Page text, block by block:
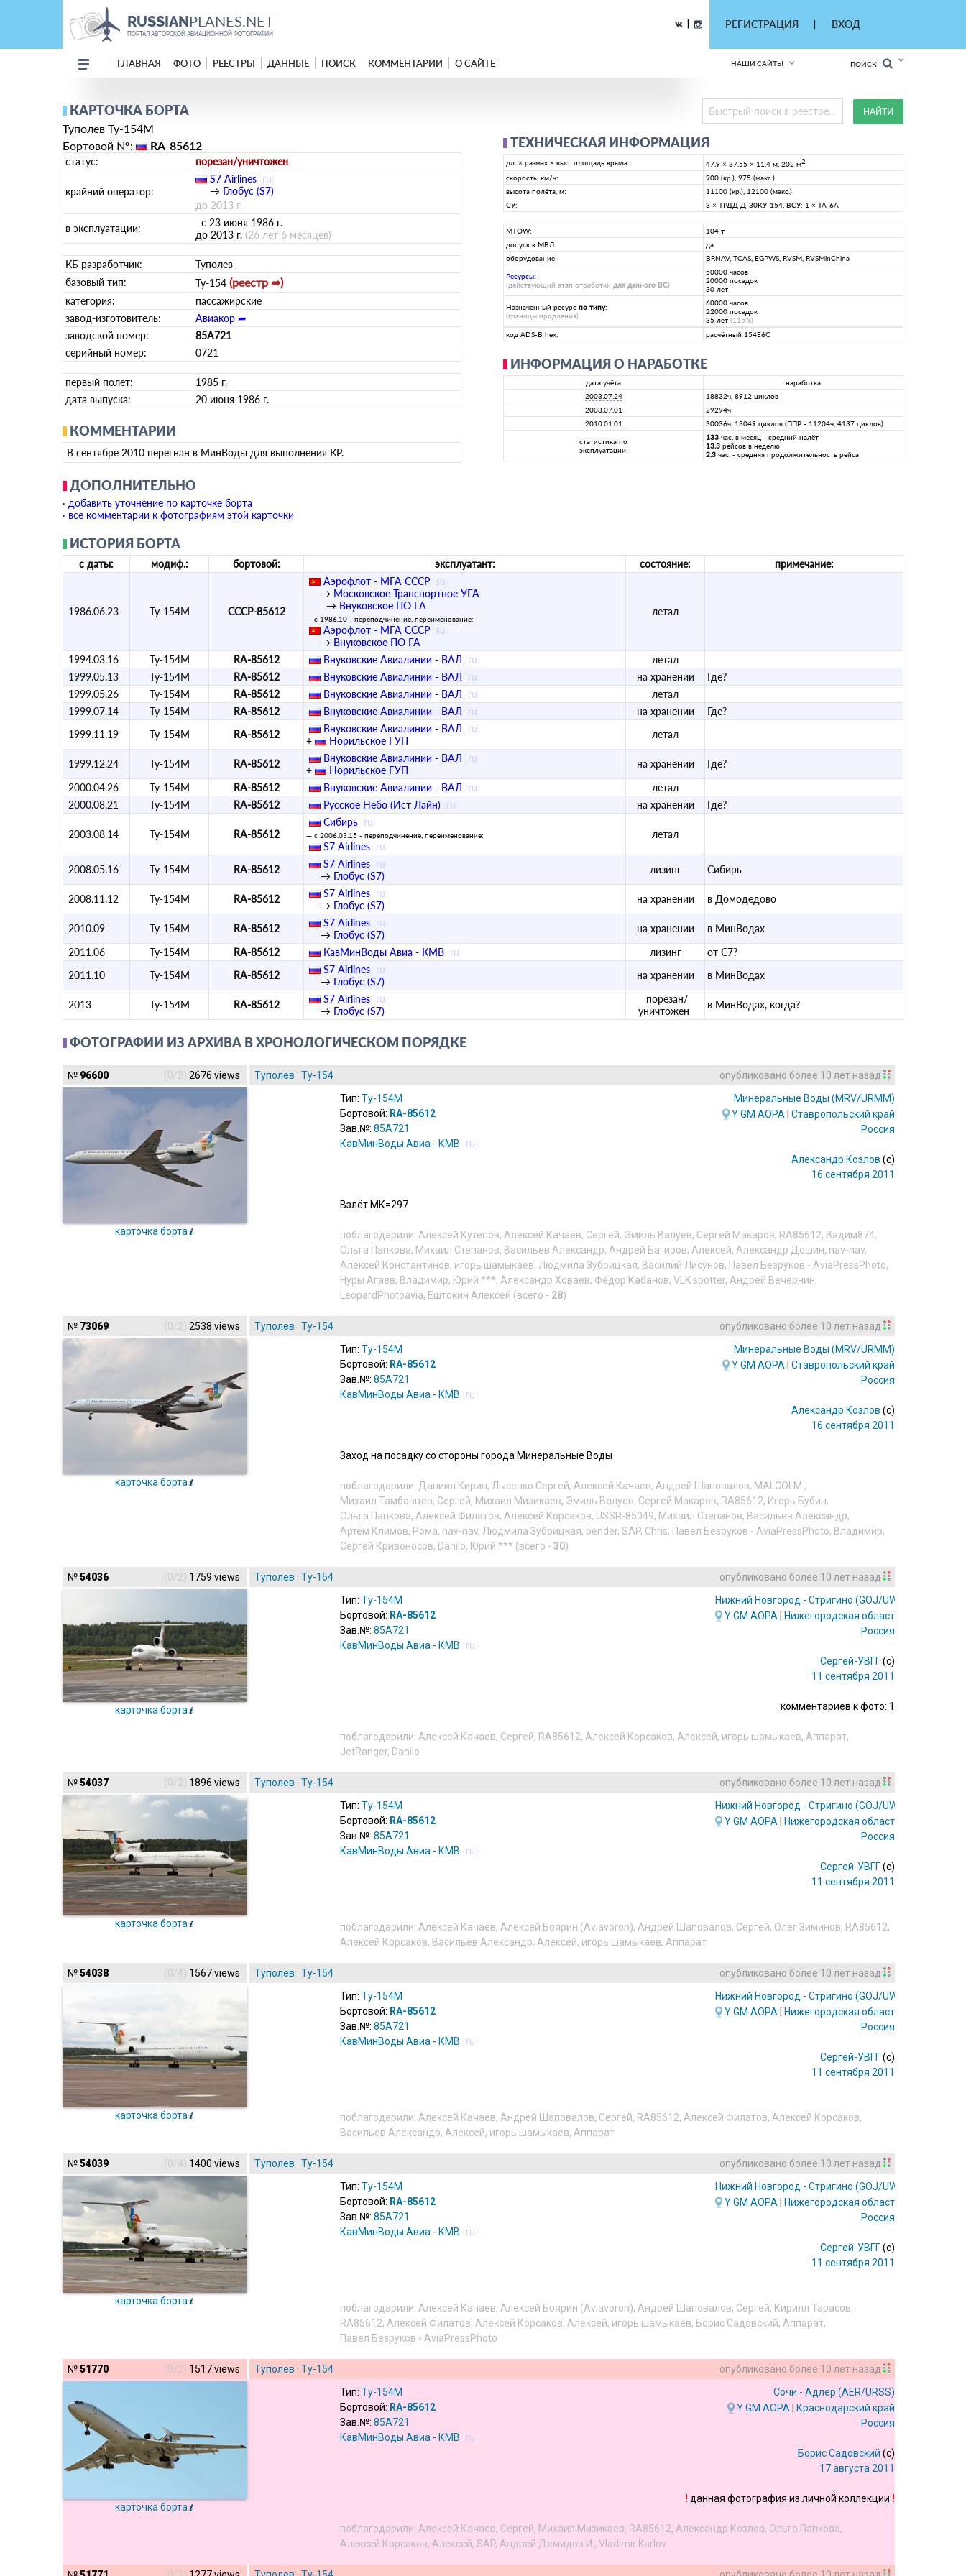
RUSSIANPLANES.NET
ПОРТАЛ АВТОРСКОЙ АВИАЦИОННОЙ ФОТОГРАФИИ
РЕГИСТРАЦИЯ ВХОД
ГЛАВНАЯ ФОТО РЕЕСТРЫ ДАННЫЕ ПОИСК КОММЕНТАРИИ О САЙТЕ НАШИ САЙТЫ ПОИСК
КАРТОЧКА БОРТА
Туполев Ту-154М
Бортовой №:
RA-85612
статус: порезан/уничтожен
крайний оператор:
S7 Airlines ru
→ Глобус (S7)
до 2013 г.
в эксплуатации:
с 23 июня 1986 г.
до 2013 г. (26 лет 6 месяцев)
КБ разработчик:
Туполев
базовый тип:
Ту-154 (реестр ➦)
категория:
пассажирские
завод-изготовитель:
Авиакор ➦
заводской номер:
85A721
серийный номер:
0721
первый полет:
1985 г.
дата выпуска:
20 июня 1986 г.
КОММЕНТАРИИ
В сентябре 2010 перегнан в МинВоды для выполнения КР.
ТЕХНИЧЕСКАЯ ИНФОРМАЦИЯ
дл. × размах × выс., площадь крыла: 47.9 × 37.55 × 11.4 м, 202 м2
скорость, км/ч:
900 (кр.), 975 (макс.)
высота полёта, м:
11100 (кр.), 12100 (макс.)
СУ:
3 × ТРДД Д-30КУ-154, ВСУ: 1 × ТА-6А
MTOW:
104 т
допуск к МВЛ:
да
оборудование
BRNAV, TCAS, EGPWS, RVSM, RVSMinChina
Ресурсы:
(действующий этап отработки для данного ВС)
50000 часов
20000 посадок
30 лет
Назначенный ресурс по типу:
(границы продления)
60000 часов
22000 посадок
35 лет (115%)
код ADS-B hex:
расчётный 154E6C
ИНФОРМАЦИЯ О НАРАБОТКЕ
дата учёта
наработка
2003.07.24
18832ч, 8912 циклов
2008.07.01
29294ч
2010.01.01
30036ч, 13049 циклов (ППР - 11204ч, 4137 циклов)
статистика по
эксплуатации:
133 час. в месяц - средний налёт
13.3 рейсов в неделю
2.3 час. - средняя продолжительность рейса
ДОПОЛНИТЕЛЬНО
· добавить уточнение по карточке борта
· все комментарии к фотографиям этой карточки
ИСТОРИЯ БОРТА
с даты: модиф.: бортовой: эксплуатант: состояние: примечание:
1986.06.23 Ту-154М СССР-85612
Аэрофлот - МГА СССР su
→ Московское Транспортное УГА
→ Внуковское ПО ГА
— с 1986.10 - переподчинение, переименование:
Аэрофлот - МГА СССР su
→ Внуковское ПО ГА
летал
1994.03.16 Ту-154М RA-85612 Внуковские Авиалинии - ВАЛ ru
летал
1999.05.13
Ту-154М RA-85612 Внуковские Авиалинии - ВАЛ ru на хранении
Где?
1999.05.26
Ту-154М RA-85612 Внуковские Авиалинии - ВАЛ ru
летал
1999.07.14
Ту-154М RA-85612 Внуковские Авиалинии - ВАЛ ru на хранении
Где?
1999.11.19
Ту-154М RA-85612 Внуковские Авиалинии - ВАЛ ru
+
Норильское ГУП
летал
1999.12.24 Ту-154М RA-85612 Внуковские Авиалинии - ВАЛ ru
+
Норильское ГУП
на хранении
Где?
2000.04.26
Ту-154М RA-85612 Внуковские Авиалинии - ВАЛ ru
летал
2000.08.21
Ту-154М RA-85612 Русское Небо (Ист Лайн) ru на хранении Где?
2003.08.14 Ту-154М RA-85612
Сибирь ru
— с 2006.03.15 - переподчинение, переименование:
S7 Airlines ru
летал
2008.05.16 Ту-154М RA-85612 S7 Airlines ru
→ Глобус (S7)
лизинг Сибирь
2008.11.12 Ту-154М RA-85612 S7 Airlines ru
→ Глобус (S7)
на хранении в Домодедово
2010.09 Ту-154М RA-85612 S7 Airlines ru
→ Глобус (S7)
на хранении
в МинВодах
2011.06
Ту-154М RA-85612 КавМинВоды Авиа - КМВ ru лизинг
от С7?
2011.10
Ту-154М RA-85612 S7 Airlines ru
→ Глобус (S7)
на хранении в МинВодах
2013 Ту-154М RA-85612 S7 Airlines ru
→ Глобус (S7)
порезан/
уничтожен
в МинВодах, когда?
ФОТОГРАФИИ ИЗ АРХИВА В ХРОНОЛОГИЧЕСКОМ ПОРЯДКЕ
№ 96600 (0/2) 2676 views Туполев · Ту-154 опубликовано более 10 лет назад
карточка борта
Тип: Ту-154М
Бортовой: RA-85612
Зав.№: 85A721
КавМинВоды Авиа - КМВ
ru
Минеральные Воды (MRV/URMM)
YGM AOPA
Ставропольский край
Россия
Александр Козлов (c)
16 сентября 2011
Взлёт МК=297
поблагодарили: Алексей Кутепов, Алексей Качаев, Сергей, Эмиль Валуев, Сергей Макаров, RA85612, Вадим874,
Ольга Папкова, Михаил Степанов, Васильев Александр, Андрей Багиров, Алексей, Александр Дошин, nav-nav,
Алексей Константинов, игорь шамыкаев, Людмила Зубрицкая, Василий Лисунов, Павел Безруков - AviaPressPhoto,
Нуры Агаев, Владимир, Юрий ***, Александр Ховаев, Фёдор Кабанов, VLK spotter, Андрей Вечернин,
LeopardPhotoavia, Ештокин Алексей (всего - 28)
№ 73069 (0/2) 2538 views Туполев · Ту-154 опубликовано более 10 лет назад
карточка борта
Тип: Ту-154М
Бортовой: RA-85612
Зав.№: 85A721
КавМинВоды Авиа - КМВ
ru
Минеральные Воды (MRV/URMM)
YGM AOPA
Ставропольский край
Россия
Александр Козлов (c)
16 сентября 2011
Заход на посадку со стороны города Минеральные Воды
поблагодарили: Даниил Кирин, Лысенко Сергей, Алексей Качаев, Андрей Шаповалов, MALCOLM ,
Михаил Тамбовцев, Сергей, Михаил Мизикаев, Эмиль Валуев, Сергей Макаров, RA85612, Игорь Бубин,
Ольга Папкова, Алексей Филатов, Алексей Корсаков, USSR-85049, Михаил Степанов, Васильев Александр,
Артём Климов, Рома, nav-nav, Людмила Зубрицкая, bender, SAP, Chris, Павел Безруков - AviaPressPhoto, Владимир,
Сергей Кривоносов, Danilo, Юрий *** (всего - 30)
№54036 (0/2) 1759 views Туполев · Ту-154 опубликовано более 10 лет назад
карточка борта
Тип: Ту-154М
Бортовой: RA-85612
Зав.№: 85A721
КавМинВоды Авиа - КМВ
ru
Нижний Новгород - Стригино (GOJ/UWGG)
Y GM AOPA
Нижегородская область
Россия
Сергей-УВГГ(c)
11 сентября 2011
комментариев к фото: 1
поблагодарили: Алексей Качаев, Сергей, RA85612, Алексей Корсаков, Алексей, игорь шамыкаев, Аппарат,
JetRanger, Danilo
№54037 (0/2) 1896 views Туполев · Ту-154 опубликовано более 10 лет назад
карточка борта
Тип: Ту-154М
Бортовой: RA-85612
Зав.№: 85A721
КавМинВоды Авиа - КМВ
ru
Нижний Новгород - Стригино (GOJ/UWGG)
Y GM AOPA
Нижегородская область
Россия
Сергей-УВГГ(c)
11 сентября 2011
поблагодарили: Алексей Качаев, Алексей Боярин (Aviavoron), Андрей Шаповалов, Сергей, Олег Зиминов, RA85612,
Алексей Корсаков, Васильев Александр, Алексей, игорь шамыкаев, Аппарат
№54038 (0/4) 1567 views Туполев · Ту-154 опубликовано более 10 лет назад
карточка борта
Тип: Ту-154М
Бортовой: RA-85612
Зав.№: 85A721
КавМинВоды Авиа - КМВ
ru
Нижний Новгород - Стригино (GOJ/UWGG)
Y GM AOPA
Нижегородская область
Россия
Сергей-УВГГ(c)
11 сентября 2011
поблагодарили: Алексей Качаев, Андрей Шаповалов, Сергей, RA85612, Алексей Филатов, Алексей Корсаков,
Васильев Александр, Алексей, игорь шамыкаев, Аппарат
№54039 (0/4) 1400 views Туполев · Ту-154 опубликовано более 10 лет назад
карточка борта
Тип: Ту-154М
Бортовой: RA-85612
Зав.№: 85A721
КавМинВоды Авиа - КМВ
ru
Нижний Новгород - Стригино (GOJ/UWGG)
Y GM AOPA
Нижегородская область
Россия
Сергей-УВГГ(c)
11 сентября 2011
поблагодарили: Алексей Качаев, Алексей Боярин (Aviavoron), Андрей Шаповалов, Сергей, Кирилл Тарасов,
RA85612, Алексей Филатов, Алексей Корсаков, Алексей, игорь шамыкаев, Борис Садовский, Аппарат,
Павел Безруков - AviaPressPhoto
№51770 (0/2) 1517 views Туполев · Ту-154 опубликовано более 10 лет назад
карточка борта
Тип: Ту-154М
Бортовой: RA-85612
Зав.№: 85A721
КавМинВоды Авиа - КМВ
ru
Сочи - Адлер (AER/URSS)
YGM AOPA
Краснодарский край
Россия
Борис Садовский (c)
17 августа 2011
! данная фотография из личной коллекции !
поблагодарили: Алексей Качаев, Сергей, Михаил Мизикаев, RA85612, Александр Козлов, Ольга Папкова,
Алексей Корсаков, Алексей, SAP, Андрей Демидов И. , Vladimir Karlov